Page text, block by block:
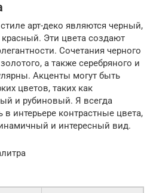
арт-деко являются черный,
Эти цвета создают
Сочетания черного
а также серебряного и
Акценты могут быть
цветов, таких как
и рубиновый. Я всегда
в интерьере контрастные цвета,
и интересный вид.